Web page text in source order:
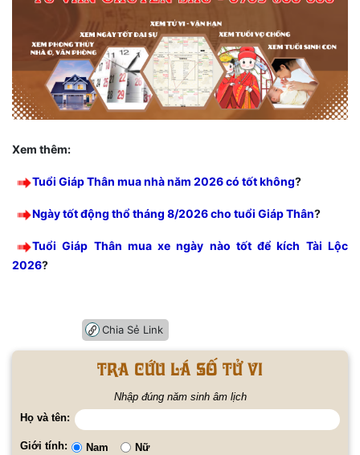
Xem thêm:
Tuổi Giáp Thân mua nhà năm 2026 có tốt không?
Ngày tốt động thổ tháng 8/2026 cho tuổi Giáp Thân?
Tuổi Giáp Thân mua xe ngày nào tốt để kích Tài Lộc
2026?
Chia Sẻ Link
Tra cứu lá số tử vi
Nhập đúng năm sinh âm lịch
Họ và tên:
Giới tính: Nam Nữ